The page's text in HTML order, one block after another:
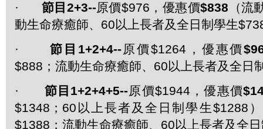
· 節目 2+3--原價$976，優惠價$838 （流
動生命療癒師、60以上長者及全日制學生
· 節目 1+2+4--原價$1264，優惠價
$888；流動生命療癒師、60以上長者及全日
· 節目 1+2+4+5--原價$1944，優惠價
$1348；60以上長者及全日制學生$1288
$1388；流動生命療癒師、60以上長者及全